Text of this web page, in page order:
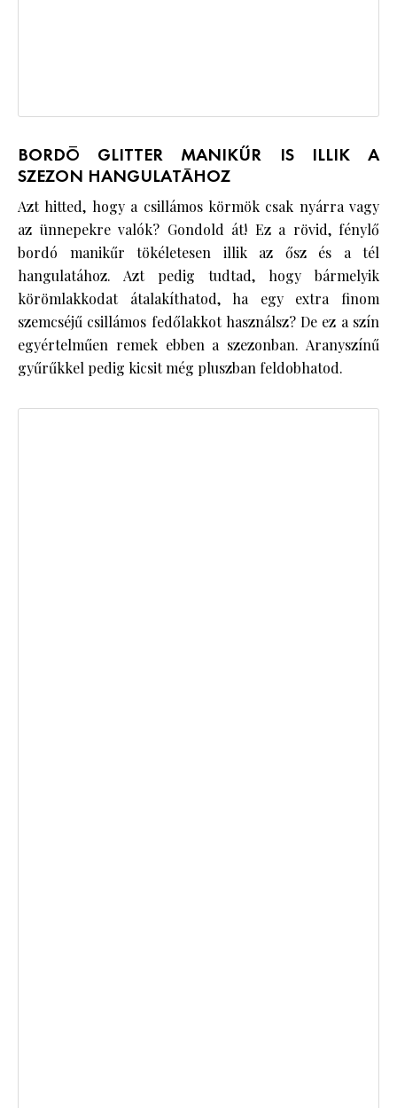
BORDÓ GLITTER MANIKŰR IS ILLIK A
SZEZON HANGULATÁHOZ
Azt hitted, hogy a csillámos körmök csak nyárra vagy
az ünnepekre valók? Gondold át! Ez a rövid, fénylő
bordó manikűr tökéletesen illik az ősz és a tél
hangulatához. Azt pedig tudtad, hogy bármelyik
körömlakkodat átalakíthatod, ha egy extra finom
szemcséjű csillámos fedőlakkot használsz? De ez a szín
egyértelműen remek ebben a szezonban. Aranyszínű
gyűrűkkel pedig kicsit még pluszban feldobhatod.